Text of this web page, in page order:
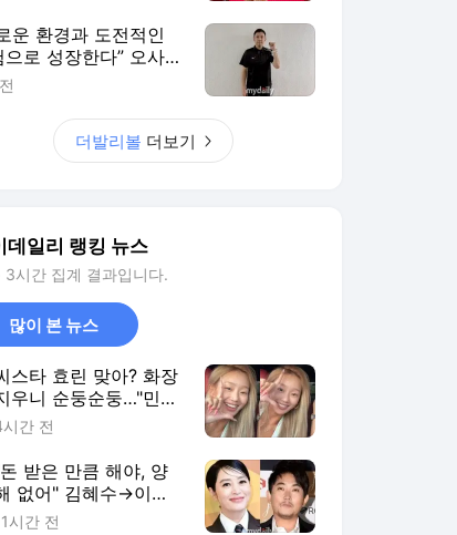
운 환경과 도전적인
으로 성장한다” 오사카
이 사령탑이 꼽은 한
더발리볼 더보기
데일리 랭킹 뉴스
3시간 집계 결과입니다.
많이 본 뉴스
스타 효린 맞아? 화장
우니 순둥순둥…"민낯
더 예뻐"
간 전
받은 만큼 해야, 양
없어" 김혜수→이승
, 태도 논란에 답한
시간 전